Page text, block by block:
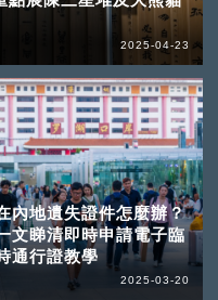
2025-04-23
內地遺失證件怎麼辦？
文睇清即時申請電子臨
通行證教學
2025-03-20